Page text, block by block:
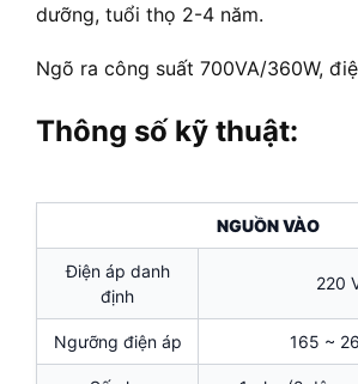
dưỡng, tuổi thọ 2-4 năm.
Ngõ ra công suất 700VA/360W,
Thông số kỹ thuật:
NGUỒN VÀO
Điện áp danh
định
220
Ngưỡng điện áp 165 ~